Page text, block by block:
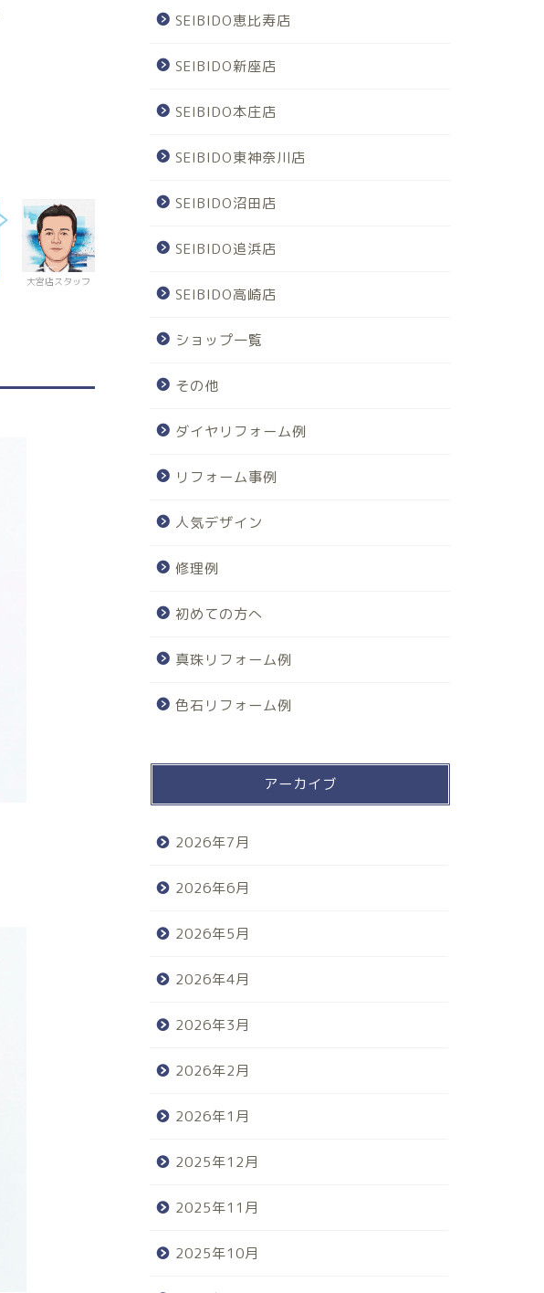
大宮店スタッフ
SEIBIDO恵比寿店
SEIBIDO新座店
SEIBIDO本庄店
SEIBIDO東神奈川店
SEIBIDO沼田店
SEIBIDO追浜店
SEIBIDO高崎店
ショップ一覧
その他
ダイヤリフォーム例
リフォーム事例
人気デザイン
修理例
初めての方へ
真珠リフォーム例
色石リフォーム例
アーカイブ
2026年7月
2026年6月
2026年5月
2026年4月
2026年3月
2026年2月
2026年1月
2025年12月
2025年11月
2025年10月